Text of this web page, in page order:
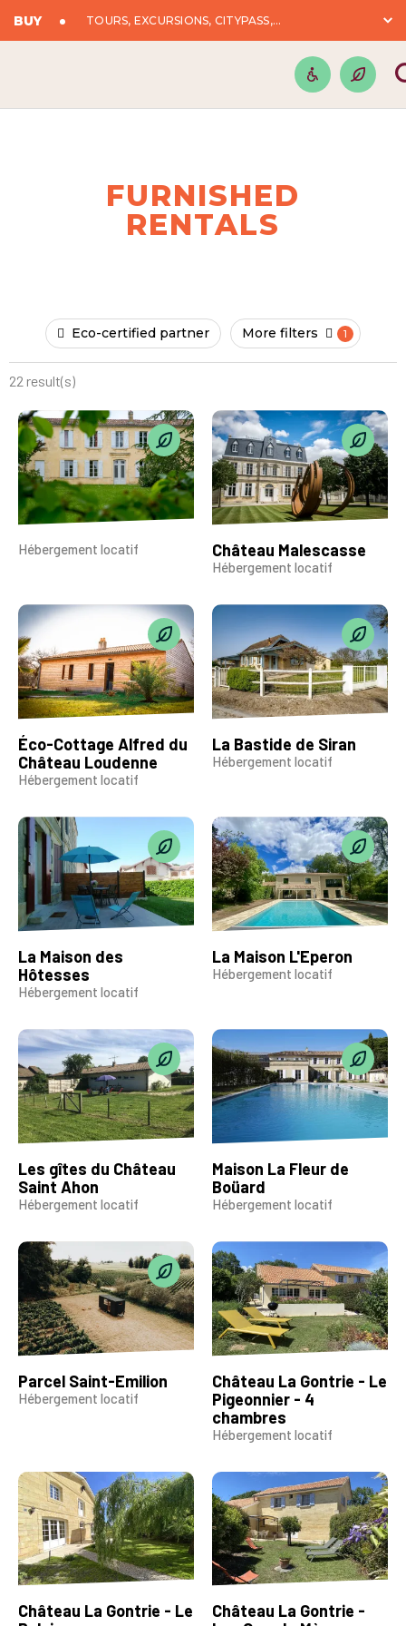
BUY TOURS, EXCURSIONS, CITYPASS,...
FURNISHED
RENTALS
Eco-certified partner More filters
22 result(s)
Hébergement locatif Château Malescasse
Hébergement locatif
Éco-Cottage Alfred du
Château Loudenne
Hébergement locatif
La Bastide de Siran
Hébergement locatif
La Maison des
Hôtesses
Hébergement locatif
La Maison L'Eperon
Hébergement locatif
Les gîtes du Château
Saint Ahon
Hébergement locatif
Maison La Fleur de
Boüard
Hébergement locatif
Parcel Saint-Emilion
Hébergement locatif
Château La Gontrie - Le
Pigeonnier - 4
chambres
Hébergement locatif
Château La Gontrie - Le
Château La Gontrie -